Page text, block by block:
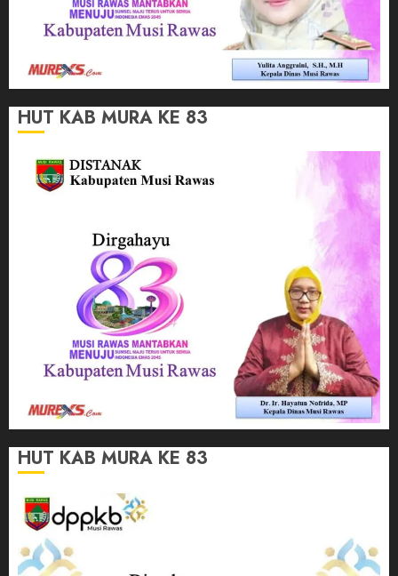
HUT KAB MURA KE 83
HUT KAB MURA KE 83